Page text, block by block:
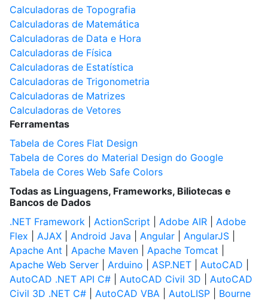
Calculadoras de Topografia
Calculadoras de Matemática
Calculadoras de Data e Hora
Calculadoras de Física
Calculadoras de Estatística
Calculadoras de Trigonometria
Calculadoras de Matrizes
Calculadoras de Vetores
Ferramentas
Tabela de Cores Flat Design
Tabela de Cores do Material Design do Google
Tabela de Cores Web Safe Colors
Todas as Linguagens, Frameworks, Biliotecas e
Bancos de Dados
.NET Framework
ActionScript Adobe AIR
Adobe
Flex
AJAX Android Java Angular AngularJS
Apache Ant
Apache Maven Apache Tomcat
Apache Web Server
Arduino ASP.NET AutoCAD
AutoCAD .NET API C#
AutoCAD Civil 3D
AutoCAD
Civil 3D .NET C#
AutoCAD VBA AutoLISP
Bourne